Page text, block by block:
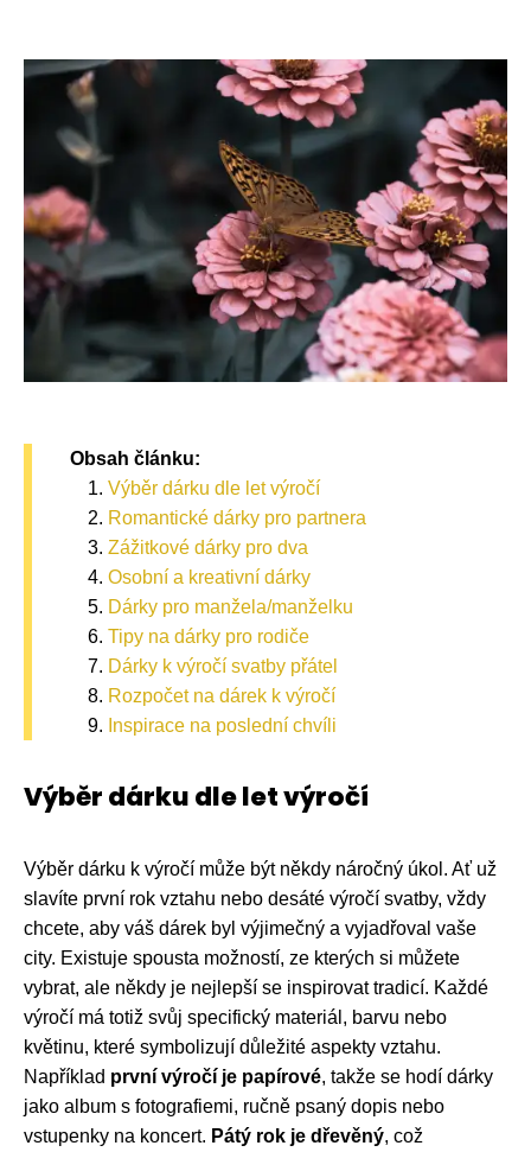
Obsah článku:
Výběr dárku dle let výročí
Romantické dárky pro partnera
Zážitkové dárky pro dva
Osobní a kreativní dárky
Dárky pro manžela/manželku
Tipy na dárky pro rodiče
Dárky k výročí svatby přátel
Rozpočet na dárek k výročí
Inspirace na poslední chvíli
Výběr dárku dle let výročí
Výběr dárku k výročí může být někdy náročný úkol. Ať už
slavíte první rok vztahu nebo desáté výročí svatby, vždy
chcete, aby váš dárek byl výjimečný a vyjadřoval vaše
city. Existuje spousta možností, ze kterých si můžete
vybrat, ale někdy je nejlepší se inspirovat tradicí. Každé
výročí má totiž svůj specifický materiál, barvu nebo
květinu, které symbolizují důležité aspekty vztahu.
Například první výročí je papírové, takže se hodí dárky
jako album s fotografiemi, ručně psaný dopis nebo
vstupenky na koncert. Pátý rok je dřevěný, což